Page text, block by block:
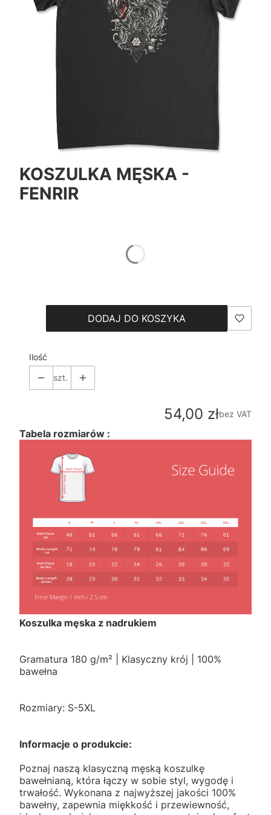
KOSZULKA MĘSKA -
FENRIR
DODAJ DO KOSZYKA
Ilość
szt.
Cena
54,00 złbez VAT
Tabela rozmiarów :
Koszulka męska z nadrukiem
Gramatura 180 g/m² | Klasyczny krój | 100%
bawełna
Rozmiary: S-5XL
Informacje o produkcie:
Poznaj naszą klasyczną męską koszulkę
bawełnianą, która łączy w sobie styl, wygodę i
trwałość. Wykonana z najwyższej jakości 100%
bawełny, zapewnia miękkość i przewiewność,